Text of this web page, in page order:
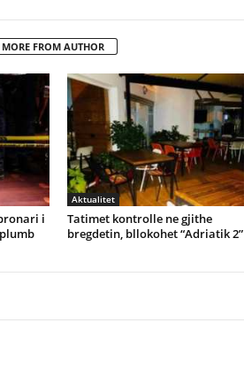
MORE FROM AUTHOR
i
Aktualitet
Tatimet kontrolle ne gjithe
bregdetin, bllokohet “Adriatik 2”